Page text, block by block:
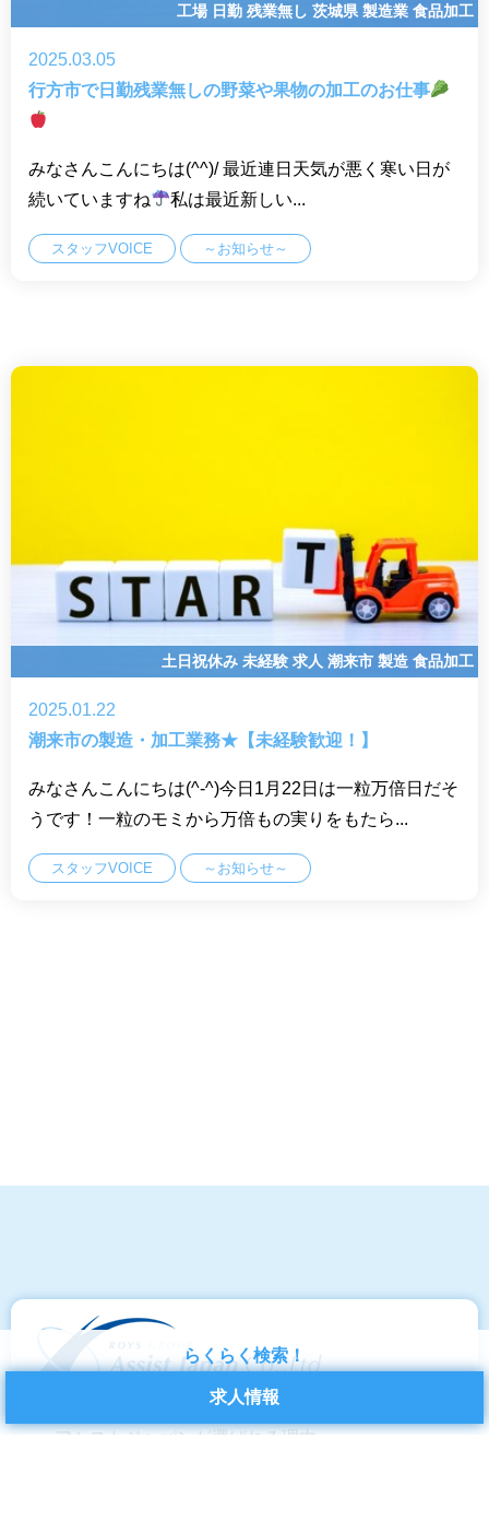
工場 日勤 残業無し 茨城県 製造業 食品加工
2025.03.05
行方市で日勤残業無しの野菜や果物の加工のお仕事
みなさんこんにちは(^^)/ 最近連日天気が悪く寒い日が
続いていますね
私は最近新しい...
スタッフVOICE ～お知らせ～
土日祝休み 未経験 求人 潮来市 製造 食品加工
2025.01.22
潮来市の製造・加工業務★【未経験歓迎！】
みなさんこんにちは(^-^)今日1月22日は一粒万倍日だそ
うです！一粒のモミから万倍もの実りをもたら...
スタッフVOICE ～お知らせ～
アシストジャパンが選ばれる理由
らくらく検索！
求人情報